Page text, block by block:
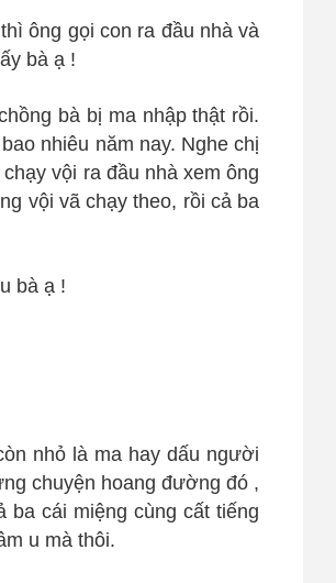
ông gọi con ra đầu nhà và
bà ạ !
bà bị ma nhập thật rồi.
nhiêu năm nay. Nghe chị
vội ra đầu nhà xem ông
vội vã chạy theo, rồi cả ba
bà ạ !
nhỏ là ma hay dấu người
chuyện hoang đường đó ,
cái miệng cùng cất tiếng
u mà thôi.